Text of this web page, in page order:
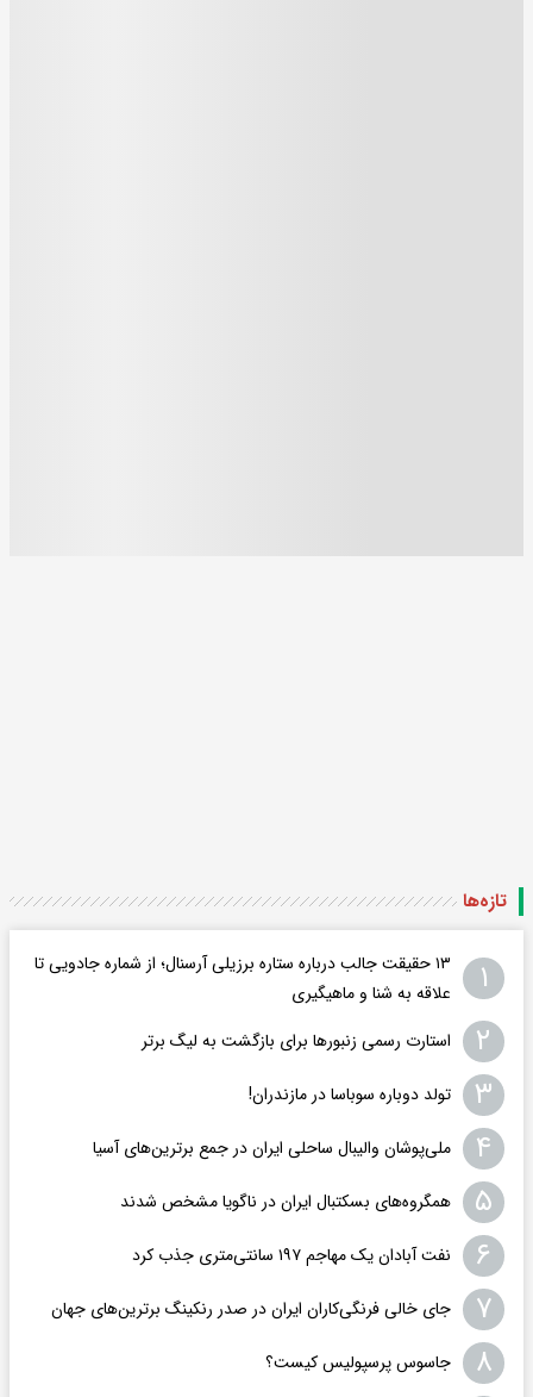
تازه‌ها
۱
علاقه به شنا و ماهیگیری
۲ استارت رسمی زنبورها برای بازگشت به لیگ برتر
۳ تولد دوباره سوباسا در مازندران!
۴ ملی‌پوشان والیبال ساحلی ایران در جمع برترین‌های آسیا
۵ همگروه‌های بسکتبال ایران در ناگویا مشخص شدند
۶ نفت آبادان یک مهاجم ۱۹۷ سانتی‌متری جذب کرد
۷ جای خالی فرنگی‌کاران ایران در صدر رنکینگ برترین‌های جهان